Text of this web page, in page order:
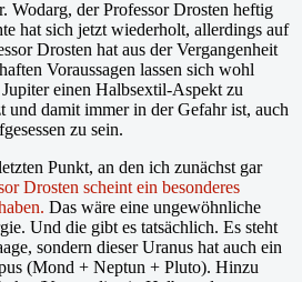
Wodarg, der Professor Drosten heftig
hat sich jetzt wiederholt, allerdings auf
Drosten hat aus der Vergangenheit
Voraussagen lassen sich wohl
einen Halbsextil-Aspekt zu
und damit immer in der Gefahr ist, auch
zu sein.
Punkt, an den ich zunächst gar
Drosten scheint ein besonderes
Das wäre eine ungewöhnliche
Und die gibt es tatsächlich. Es steht
sondern dieser Uranus hat auch ein
(Mond + Neptun + Pluto). Hinzu